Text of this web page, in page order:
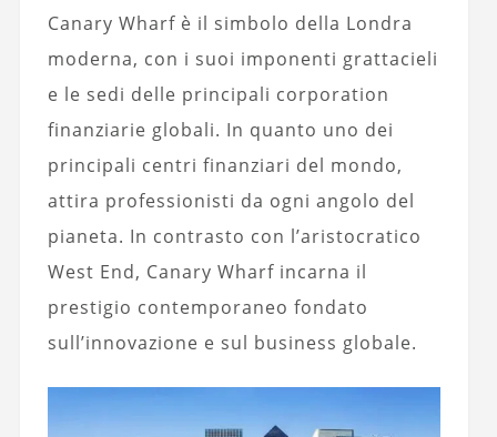
Canary Wharf è il simbolo della Londra
moderna, con i suoi imponenti grattacieli
e le sedi delle principali corporation
finanziarie globali. In quanto uno dei
principali centri finanziari del mondo,
attira professionisti da ogni angolo del
pianeta. In contrasto con l’aristocratico
West End, Canary Wharf incarna il
prestigio contemporaneo fondato
sull’innovazione e sul business globale.